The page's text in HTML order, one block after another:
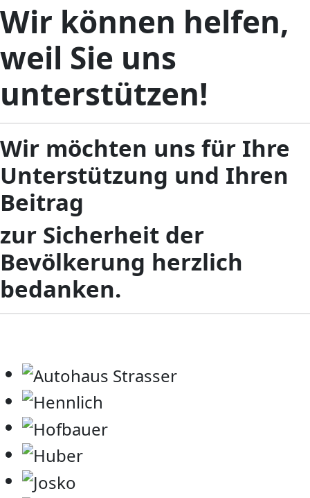
Wir können helfen,
weil Sie uns
unterstützen!
Wir möchten uns für Ihre
Unterstützung und Ihren
Beitrag
zur Sicherheit der
Bevölkerung herzlich
bedanken.